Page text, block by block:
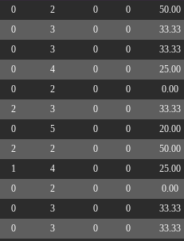
0 2 0 0
50.00
0 3 0 0
33.33
0 3 0 0
33.33
0 4 0 0
25.00
0 2 0 0
0.00
2 3 0 0
33.33
0 5 0 0
20.00
2 2 0 0
50.00
1 4 0 0
25.00
0 2 0 0
0.00
0 3 0 0
33.33
0 3 0 0
33.33